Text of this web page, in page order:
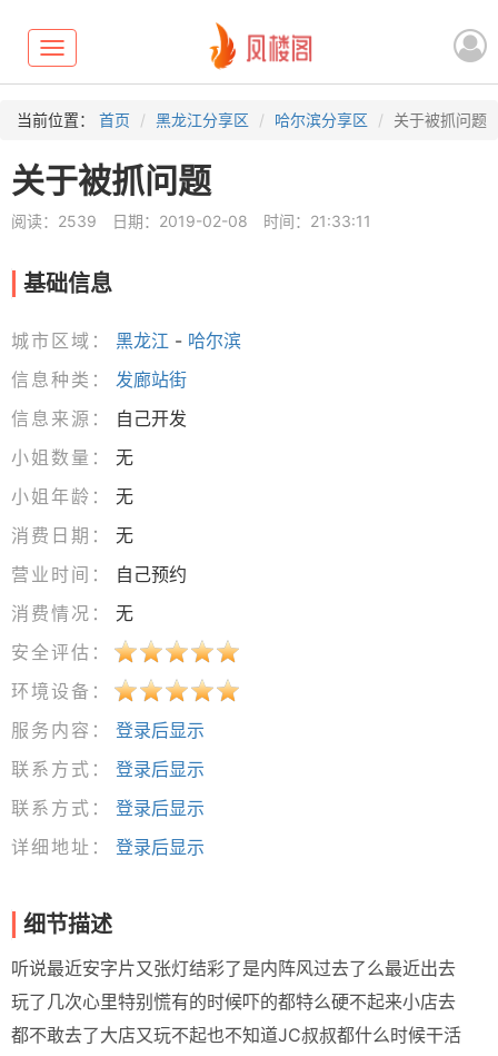
Toggle
navigation
当前位置： 首页 黑龙江分享区 哈尔滨分享区 关于被抓问题
关于被抓问题
阅读：2539 日期：2019-02-08 时间：21:33:11
基础信息
城市区域： 黑龙江 - 哈尔滨
信息种类：
发廊站街
信息来源：
自己开发
小姐数量：
无
小姐年龄：
无
消费日期：
无
营业时间：
自己预约
消费情况：
无
安全评估：
环境设备：
服务内容：
登录后显示
联系方式：
登录后显示
联系方式：
登录后显示
详细地址：
登录后显示
细节描述
听说最近安字片又张灯结彩了是内阵风过去了么最近出去
玩了几次心里特别慌有的时候吓的都特么硬不起来小店去
都不敢去了大店又玩不起也不知道JC叔叔都什么时候干活